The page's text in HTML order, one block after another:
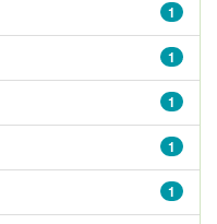
1
1
1
1
1